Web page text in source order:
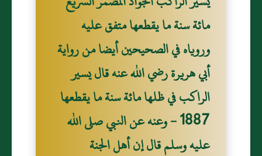
مائة سنة ما يقطعها متفق عليه
وروياه في الصحيحين أيضا من رواية
أبي هريرة رضي الله عنه قال يسير
الراكب في ظلها مائة سنة ما يقطعها
1887 - وعنه عن النبي صلى الله
عليه وسلم قال إن أهل الجنة